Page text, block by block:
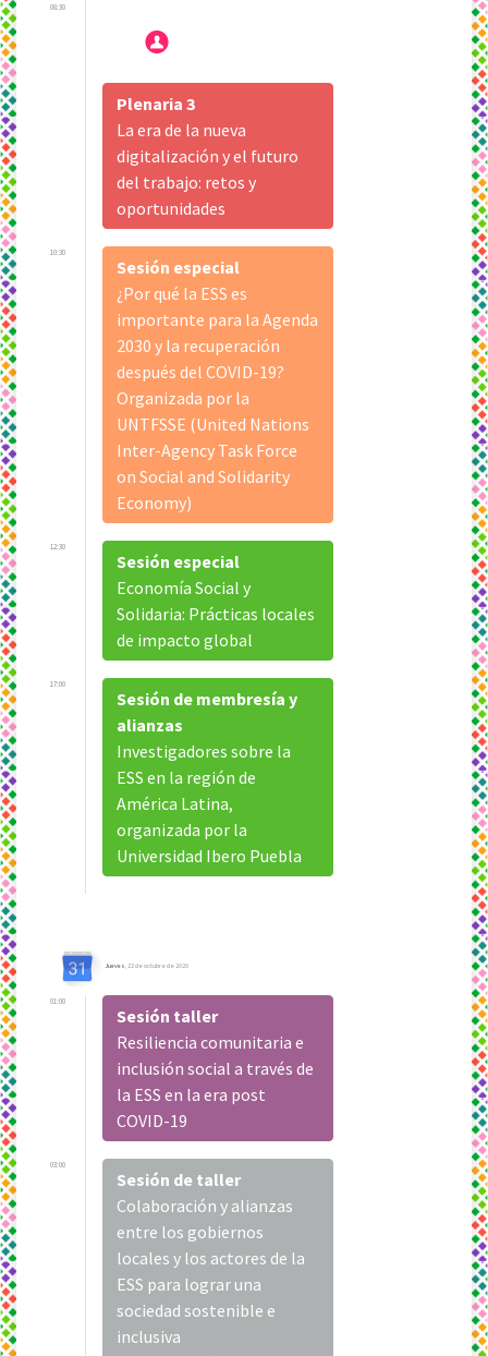
08:30
Plenaria 3
La era de la nueva
digitalización y el futuro
del trabajo: retos y
oportunidades
10:30
Sesión especial
¿Por qué la ESS es
importante para la Agenda
2030 y la recuperación
después del COVID-19?
Organizada por la
UNTFSSE (United Nations
Inter-Agency Task Force
on Social and Solidarity
Economy)
12:30
Sesión especial
Economía Social y
Solidaria: Prácticas locales
de impacto global
17:00
Sesión de membresía y
alianzas
Investigadores sobre la
ESS en la región de
América Latina,
organizada por la
Universidad Ibero Puebla
Jueves, 22 de octubre de 2020
01:00
Sesión taller
Resiliencia comunitaria e
inclusión social a través de
la ESS en la era post
COVID-19
03:00
Sesión de taller
Colaboración y alianzas
entre los gobiernos
locales y los actores de la
ESS para lograr una
sociedad sostenible e
inclusiva